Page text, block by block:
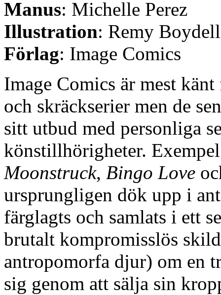
Manus: Michelle Perez
Illustration: Remy Boydell
Förlag: Image Comics
Image Comics är mest
och skräckserier men de
sitt utbud med personliga
könstillhörigheter.
Moonstruck, Bingo Love
ursprungligen dök upp i
färglagts och samlats i ett
brutalt kompromisslös
antropomorfa djur) om en
sig genom att sälja sin